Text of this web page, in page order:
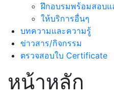
ฝึกอบรมพร้อมสอบ
ให้บริการอื่นๆ
บทความและความรู้
ข่าวสาร/กิจกรรม
ตรวจสอบใบ Certificate
หน้าหลัก